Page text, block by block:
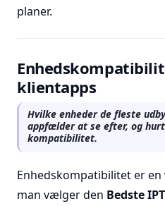
planer.
klientapps
Hvilke enheder de fleste
appfælder at se efter, og
kompatibilitet.
Enhedskompatibilitet er
man vælger den Bedste